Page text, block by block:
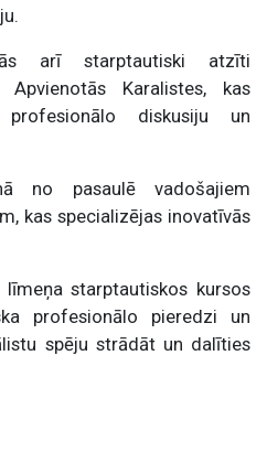
arī starptautiski atzīti
Karalistes, kas
profesionālo diskusiju un
no pasaulē vadošajiem
kas specializējas inovatīvās
starptautiskos kursos
profesionālo pieredzi un
spēju strādāt un dalīties